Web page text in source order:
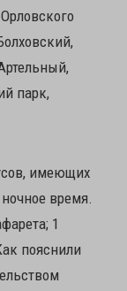
парк,
имеющих
время.
1
пояснили